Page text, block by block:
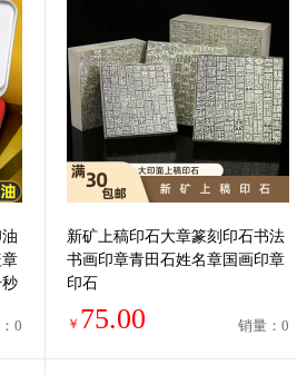
0
新矿上稿印石大章篆刻印石书法
书画印章青田石姓名章国画印章
印石
￥ 75.00 销量：0